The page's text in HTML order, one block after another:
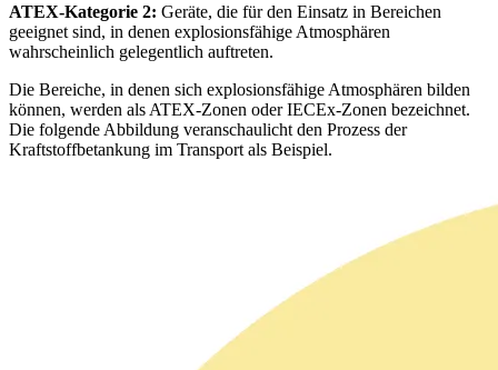
ATEX-Kategorie 2: Geräte, die für den Einsatz in Bereichen
geeignet sind, in denen explosionsfähige Atmosphären
wahrscheinlich gelegentlich auftreten.
Die Bereiche, in denen sich explosionsfähige Atmosphären bilden
können, werden als ATEX-Zonen oder IECEx-Zonen bezeichnet.
Die folgende Abbildung veranschaulicht den Prozess der
Kraftstoffbetankung im Transport als Beispiel.